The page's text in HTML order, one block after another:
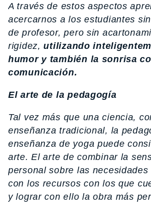
A través de estos aspectos
acercarnos a los estudiantes
de profesor, pero sin
rigidez,utilizando
humor y también la sonrisa
comunicación.
El arte de la pedagogía
Tal vez más que una ciencia,
enseñanza tradicional, la
enseñanza de yoga puede
arte. El arte de combinar la
personal sobre las
con los recursos con los que
y lograr con ello la obra más